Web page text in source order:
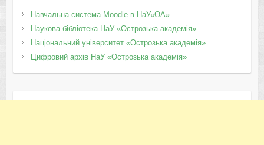
Навчальна система Moodle в НаУ«ОА»
Наукова бібліотека НаУ «Острозька академія»
Національний університет «Острозька академія»
Цифровий архів НаУ «Острозька академія»